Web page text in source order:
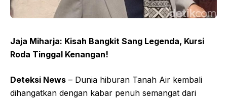
Jaja Miharja: Kisah Bangkit Sang Legenda, Kursi
Roda Tinggal Kenangan!
Deteksi News – Dunia hiburan Tanah Air kembali
dihangatkan dengan kabar penuh semangat dari